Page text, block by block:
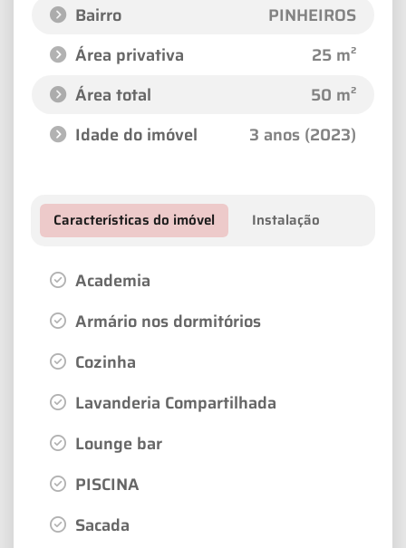
Bairro
PINHEIROS
Área privativa
25 m²
Área total
50 m²
Idade do imóvel
3 anos (2023)
Características do imóvel Instalação
Academia
Armário nos dormitórios
Cozinha
Lavanderia Compartilhada
Lounge bar
PISCINA
Sacada